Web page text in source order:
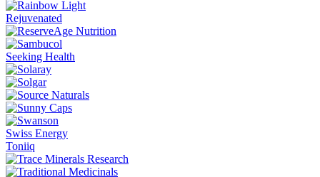
Rejuvenated
Seeking Health
Swiss Energy
Toniiq